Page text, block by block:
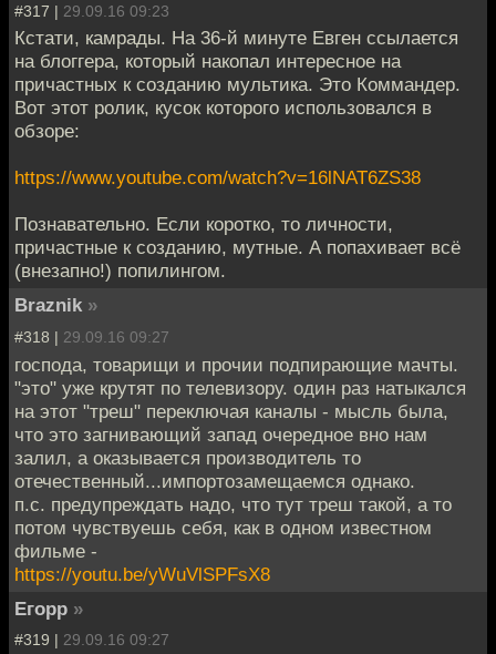
#317 | 29.09.16 09:23
Кстати, камрады. На 36-й минуте Евген ссылается
на блоггера, который накопал интересное на
причастных к созданию мультика. Это Коммандер.
Вот этот ролик, кусок которого использовался в
обзоре:
https://www.youtube.com/watch?v=16lNAT6ZS38
Познавательно. Если коротко, то личности,
причастные к созданию, мутные. А попахивает всё
(внезапно!) попилингом.
Braznik »
#318 | 29.09.16 09:27
господа, товарищи и прочии подпирающие мачты.
"это" уже крутят по телевизору. один раз натыкался
на этот "треш" переключая каналы - мысль была,
что это загнивающий запад очередное вно нам
залил, а оказывается производитель то
отечественный...импортозамещаемся однако.
п.с. предупреждать надо, что тут треш такой, а то
потом чувствуешь себя, как в одном известном
фильме -
https://youtu.be/yWuVlSPFsX8
Егорр »
#319 | 29.09.16 09:27